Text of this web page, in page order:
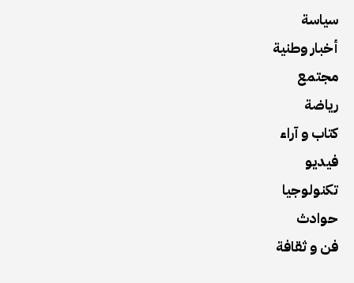
سياسة
أخبار وطنية
مجتمع
رياضة
كتاب و آراء
فيديو
تكنولوجيا
حوادث
فن و ثقافة